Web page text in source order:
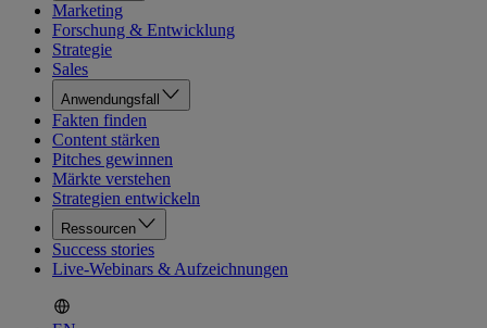
Marketing
Forschung & Entwicklung
Strategie
Sales
Anwendungsfall
Fakten finden
Content stärken
Pitches gewinnen
Märkte verstehen
Strategien entwickeln
Ressourcen
Success stories
Live-Webinars & Aufzeichnungen